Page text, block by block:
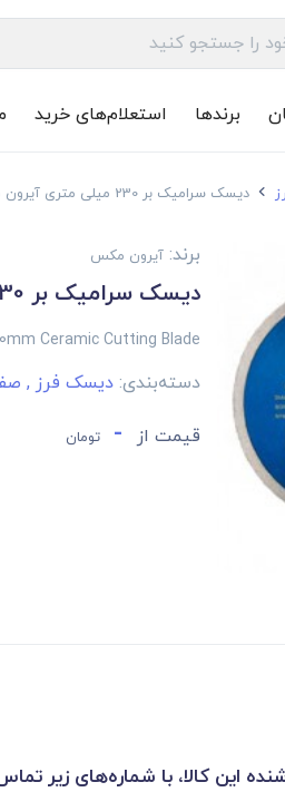
برندها استعلام‌های خرید
دیسک سرامیک بر 230 میلی متری آیرون مکس
برند: آیرون مکس
دیسک سرامیک بر 230 میلی متری آیرون مکس
Ceramic Cutting Blade
دسته‌بندی:دیسک فرز ,
قیمت از - تومان
این کالا، با شماره‌های زیر